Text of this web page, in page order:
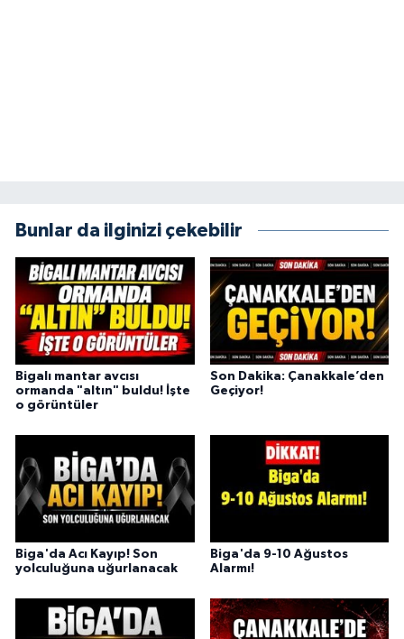
Bunlar da ilginizi çekebilir
Bigalı mantar avcısı
ormanda "altın" buldu! İşte
o görüntüler
Son Dakika: Çanakkale’den
Geçiyor!
Biga'da Acı Kayıp! Son
yolculuğuna uğurlanacak
Biga'da 9-10 Ağustos
Alarmı!